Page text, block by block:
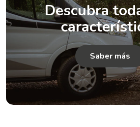
Descubra
Saber más